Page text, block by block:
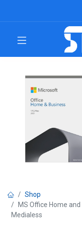
Shop
MS Office Home
Medialess